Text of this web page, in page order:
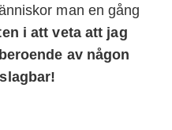
man en gång
i att veta att jag
av någon